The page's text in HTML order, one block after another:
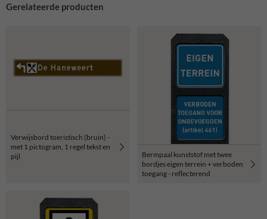
Gerelateerde producten
Verwijsbord toeristisch (bruin) -
met 1 pictogram, 1 regel tekst en
pijl
Bermpaal kunststof met twee
bordjes eigen terrein + verboden
toegang - reflecterend